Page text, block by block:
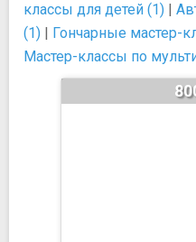
классы для детей (1) |
(1) | Гончарные мастер-
Мастер-классы по